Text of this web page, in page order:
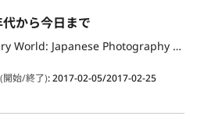
から今日まで
Gazing at the Contemporary World: Japanese Photography from the 1970s to the Present
開始/終了):2017-02-05/2017-02-25